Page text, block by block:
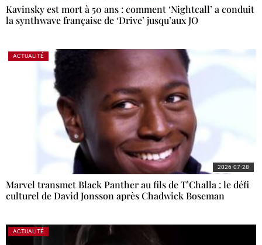
Kavinsky est mort à 50 ans : comment ‘Nightcall’ a conduit
la synthwave française de ‘Drive’ jusqu’aux JO
ACTUALITÉ
Marvel transmet Black Panther au fils de T’Challa : le défi
culturel de David Jonsson après Chadwick Boseman
2026-07-28
ACTUALITÉ